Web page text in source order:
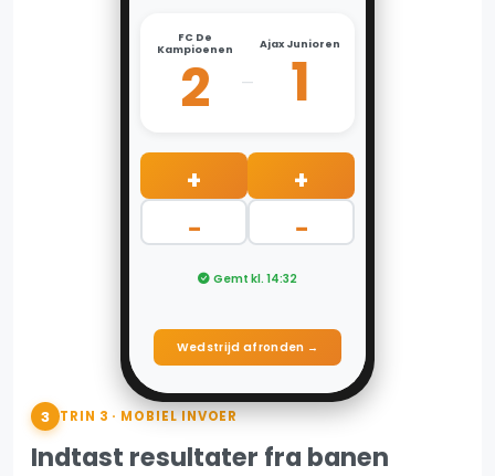
FC De
Kampioenen
2 –
Ajax Junioren
1
+
−
+
−
Gemt kl. 14:32
Wedstrijd afronden →
3 TRIN 3 · MOBIEL INVOER
Indtast resultater fra banen